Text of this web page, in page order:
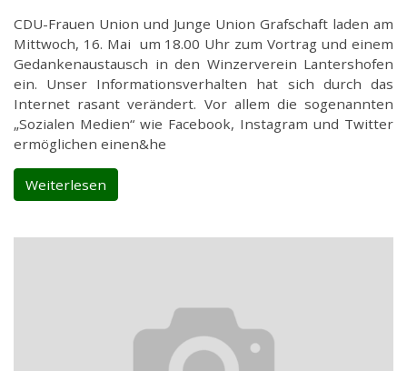
CDU-Frauen Union und Junge Union Grafschaft laden am
Mittwoch, 16. Mai um 18.00 Uhr zum Vortrag und einem
Gedankenaustausch in den Winzerverein Lantershofen
ein. Unser Infor­ma­ti­ons­ver­hal­ten hat sich durch das
Inter­net rasant ver­än­dert. Vor allem die soge­nann­ten
„Sozia­len Medi­en“ wie Face­book, Insta­gram und Twit­ter
ermög­li­chen einen&he
Weiterlesen